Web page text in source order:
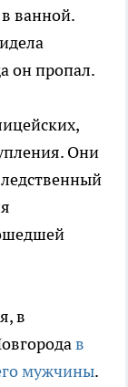
ванной.
он пропал.
Они
в
в
мужчины.